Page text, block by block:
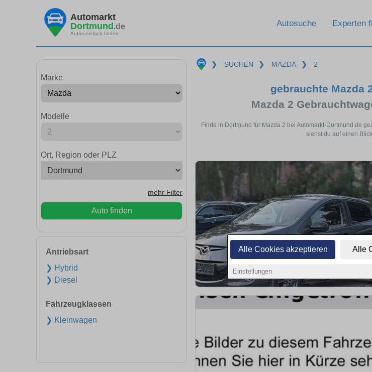
Alle Cookies akzeptieren Alle
Einstellungen
Automarkt
Dortmund.de
Autos einfach finden
Autosuche Experten
Marke
Modelle
Ort, Region oder PLZ
mehr Filter
Auto finden
Antriebsart
❯ Hybrid
❯ Diesel
Fahrzeugklassen
❯ Kleinwagen
❯ SUCHEN ❯ MAZDA ❯ 2
gebrauchte Mazda
Mazda 2
Finde in Dortmund für Mazda 2 bei Automarkt-Dortmund.de
siehst du auf einen